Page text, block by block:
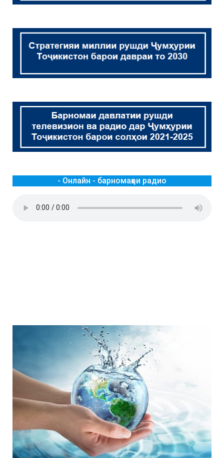
- Онлайн - барномаҳои радио